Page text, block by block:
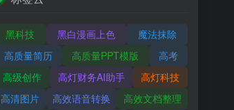
黑科技 黑白漫画上色
魔法抹除
高质量简历
高质量PPT模版
高考
高级创作
高灯财务AI助手
高灯科技
高清图片
高效语音转换
高效文档整理